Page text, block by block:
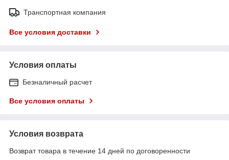
Транспортная компания
Все условия доставки
Условия оплаты
Безналичный расчет
Все условия оплаты
Условия возврата
Возврат товара в течение 14 дней по договоренности